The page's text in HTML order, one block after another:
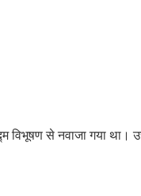
विभूषण से नवाजा गया था।